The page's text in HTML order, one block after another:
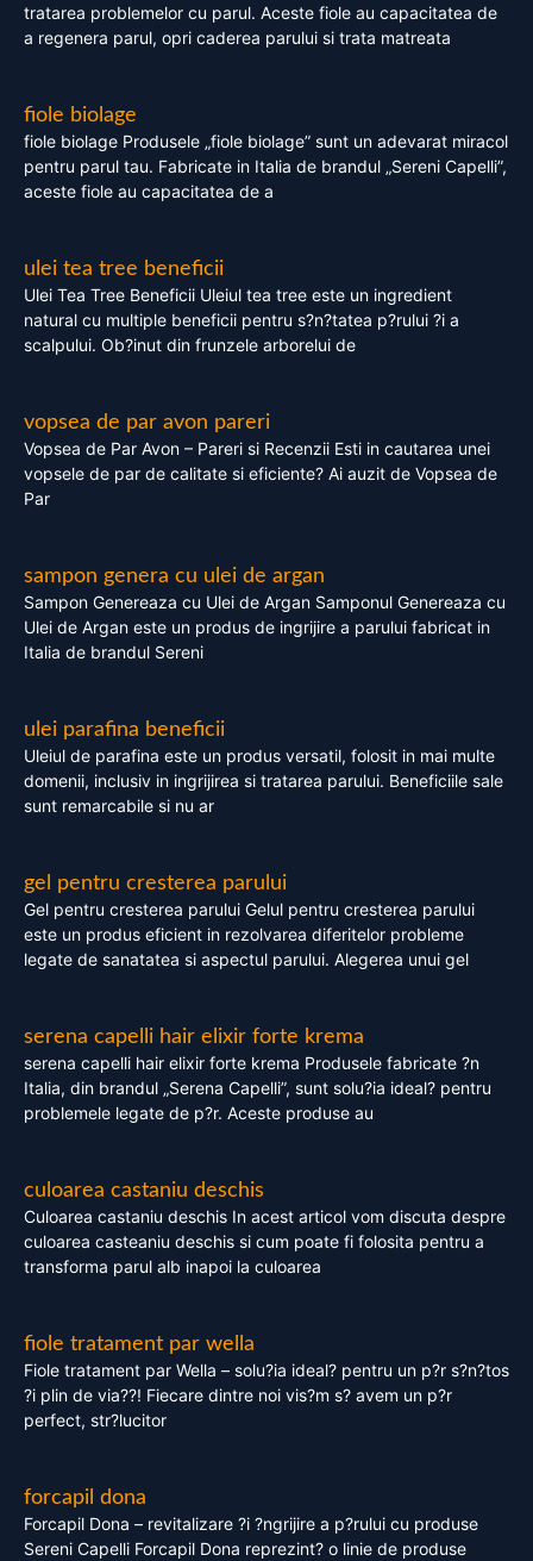
tratarea problemelor cu parul. Aceste fiole au capacitatea de
a regenera parul, opri caderea parului si trata matreata
fiole biolage
fiole biolage Produsele „fiole biolage” sunt un adevarat miracol
pentru parul tau. Fabricate in Italia de brandul „Sereni Capelli”,
aceste fiole au capacitatea de a
ulei tea tree beneficii
Ulei Tea Tree Beneficii Uleiul tea tree este un ingredient
natural cu multiple beneficii pentru s?n?tatea p?rului ?i a
scalpului. Ob?inut din frunzele arborelui de
vopsea de par avon pareri
Vopsea de Par Avon – Pareri si Recenzii Esti in cautarea unei
vopsele de par de calitate si eficiente? Ai auzit de Vopsea de
Par
sampon genera cu ulei de argan
Sampon Genereaza cu Ulei de Argan Samponul Genereaza cu
Ulei de Argan este un produs de ingrijire a parului fabricat in
Italia de brandul Sereni
ulei parafina beneficii
Uleiul de parafina este un produs versatil, folosit in mai multe
domenii, inclusiv in ingrijirea si tratarea parului. Beneficiile sale
sunt remarcabile si nu ar
gel pentru cresterea parului
Gel pentru cresterea parului Gelul pentru cresterea parului
este un produs eficient in rezolvarea diferitelor probleme
legate de sanatatea si aspectul parului. Alegerea unui gel
serena capelli hair elixir forte krema
serena capelli hair elixir forte krema Produsele fabricate ?n
Italia, din brandul „Serena Capelli”, sunt solu?ia ideal? pentru
problemele legate de p?r. Aceste produse au
culoarea castaniu deschis
Culoarea castaniu deschis In acest articol vom discuta despre
culoarea casteaniu deschis si cum poate fi folosita pentru a
transforma parul alb inapoi la culoarea
fiole tratament par wella
Fiole tratament par Wella – solu?ia ideal? pentru un p?r s?n?tos
?i plin de via??! Fiecare dintre noi vis?m s? avem un p?r
perfect, str?lucitor
forcapil dona
Forcapil Dona – revitalizare ?i ?ngrijire a p?rului cu produse
Sereni Capelli Forcapil Dona reprezint? o linie de produse